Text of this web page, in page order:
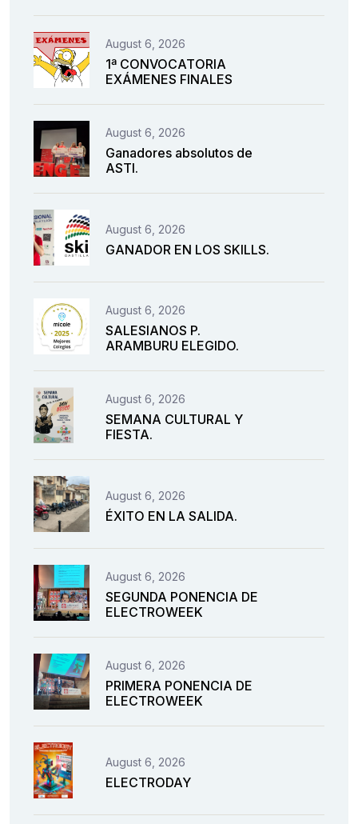
August 6, 2026
1ª CONVOCATORIA
EXÁMENES FINALES
August 6, 2026
Ganadores absolutos de
ASTI.
August 6, 2026
GANADOR EN LOS SKILLS.
August 6, 2026
SALESIANOS P.
ARAMBURU ELEGIDO.
August 6, 2026
SEMANA CULTURAL Y
FIESTA.
August 6, 2026
ÉXITO EN LA SALIDA.
August 6, 2026
SEGUNDA PONENCIA DE
ELECTROWEEK
August 6, 2026
PRIMERA PONENCIA DE
ELECTROWEEK
August 6, 2026
ELECTRODAY